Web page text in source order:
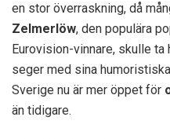
en stor överraskning, då
Zelmerlöw, den populära
Eurovision-vinnare, skulle
seger med sina
Sverige nu är mer öppet för
än tidigare.